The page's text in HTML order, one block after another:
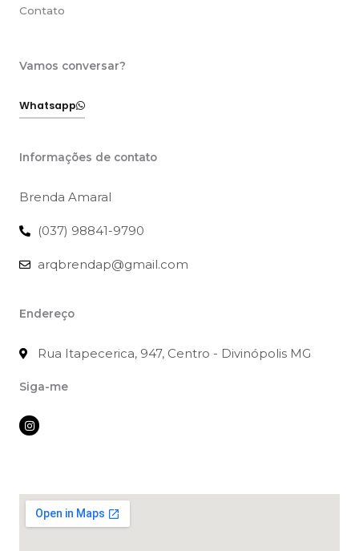
Contato
Vamos conversar?
Whatsapp
Informações de contato
Brenda Amaral
(037) 98841-9790
arqbrendap@gmail.com
Endereço
Rua Itapecerica, 947, Centro - Divinópolis MG
Siga-me
I
n
a
m